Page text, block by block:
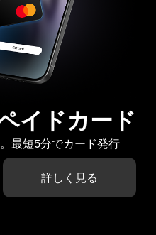
イドカード
最短5分でカード発行
詳しく見る